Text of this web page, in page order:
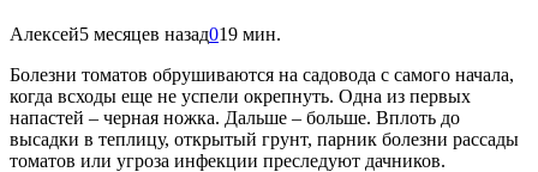
Алексей5 месяцев назад019 мин.
Болезни томатов обрушиваются на садовода с самого начала,
когда всходы еще не успели окрепнуть. Одна из первых
напастей – черная ножка. Дальше – больше. Вплоть до
высадки в теплицу, открытый грунт, парник болезни рассады
томатов или угроза инфекции преследуют дачников.